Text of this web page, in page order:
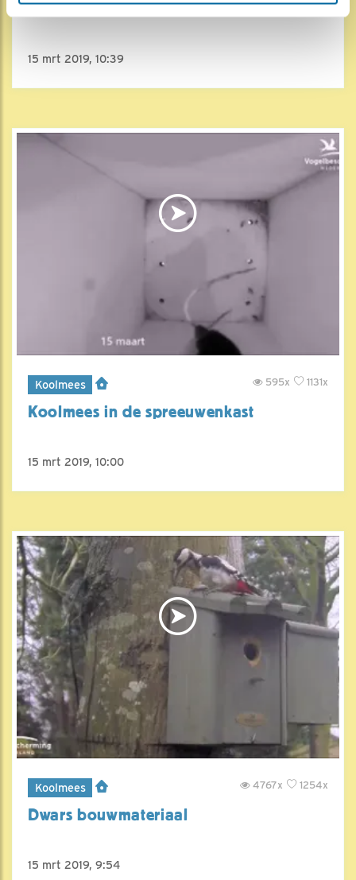
Infrarood
15 mrt 2019, 10:39
Koolmees 1131x
595x
Koolmees in de spreeuwenkast
15 mrt 2019, 10:00
Koolmees 1254x
4767x
Dwars bouwmateriaal
15 mrt 2019, 9:54